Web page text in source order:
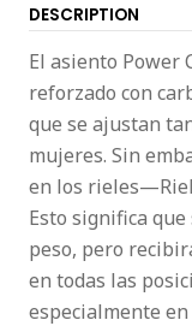
DESCRIPTION
El asiento Power
reforzado con
que se ajustan
mujeres. Sin
en los
Esto significa
peso, pero
en todas las
especialmente